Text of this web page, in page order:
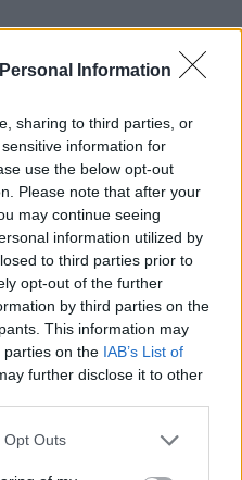
Information
sharing to third parties, or
information for
use the below opt-out
Please note that after your
may continue seeing
information utilized by
to third parties prior to
opt-out of the further
by third parties on the
This information may
parties on the IAB’s List of
further disclose it to other
Opt Outs
jie Lietuvą pamato ir
kviečiatės į stovyklą
tai - sentimentai
Juk ir pati esate
galėtų mums
Suprantama, kad
žmones, kuriuos
kad jie dirbdami su
juos sudominti.